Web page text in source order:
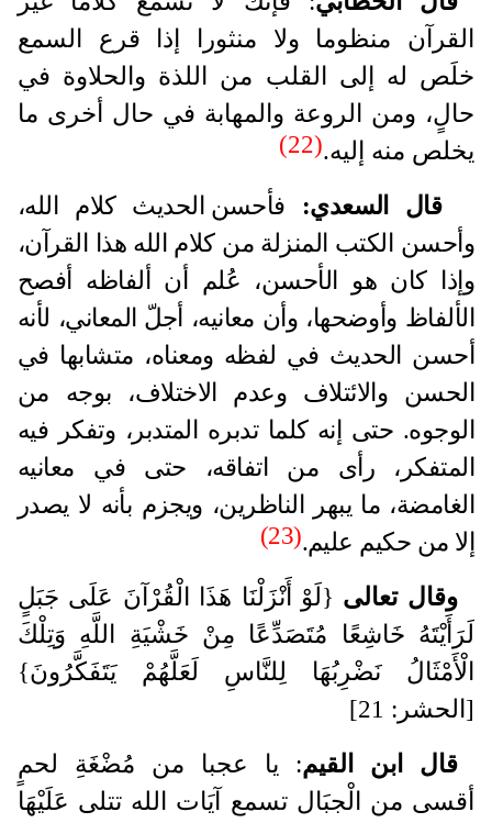
القرآن منظوما ولا منثورا إذا قرع السمع
خلَص له إلى القلب من اللذة والحلاوة في
حالٍ، ومن الروعة والمهابة في حال أخرى ما
يخلص منه إليه.(22)
قال السعدي: فأحسن الحديث كلام الله،
وأحسن الكتب المنزلة من كلام الله هذا القرآن،
وإذا كان هو الأحسن، عُلم أن ألفاظه أفصح
الألفاظ وأوضحها، وأن معانيه، أجلّ المعاني، لأنه
أحسن الحديث في لفظه ومعناه، متشابها في
الحسن والائتلاف وعدم الاختلاف، بوجه من
الوجوه. حتى إنه كلما تدبره المتدبر، وتفكر فيه
المتفكر، رأى من اتفاقه، حتى في معانيه
الغامضة، ما يبهر الناظرين، ويجزم بأنه لا يصدر
إلا من حكيم عليم.(23)
وقال تعالى {لَوْ أَنْزَلْنَا هَذَا الْقُرْآنَ عَلَى جَبَلٍ
لَرَأَيْتَهُ خَاشِعًا مُتَصَدِّعًا مِنْ خَشْيَةِ اللَّهِ وَتِلْكَ
الْأَمْثَالُ نَضْرِبُهَا لِلنَّاسِ لَعَلَّهُمْ يَتَفَكَّرُونَ}
[الحشر: 21]
قال ابن القيم: يا عجبا من مُضْغَةِ لحمٍ
أقسى من الْجبَال تسمع آيَات الله تتلى عَلَيْهَا